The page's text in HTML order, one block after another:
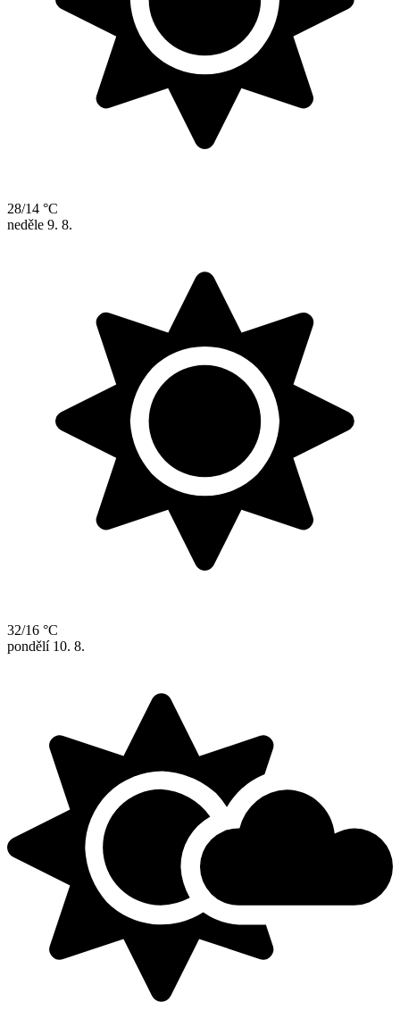
28/14 °C
neděle 9. 8.
32/16 °C
pondělí 10. 8.